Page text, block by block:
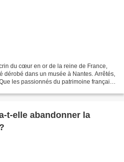
du cœur en or de la reine de France,
dérobé dans un musée à Nantes. Arrêtés,
les passionnés du patrimoine français
t-elle abandonner la